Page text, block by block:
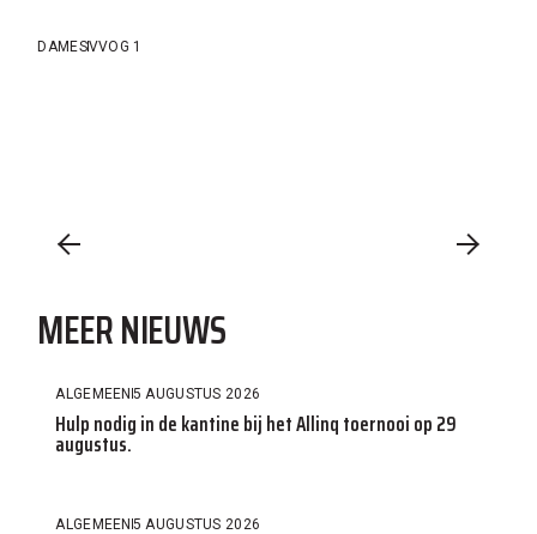
DAMESVVOG 1
MEER NIEUWS
ALGEMEEN5 AUGUSTUS 2026
Hulp nodig in de kantine bij het Allinq toernooi op 29
augustus.
ALGEMEEN5 AUGUSTUS 2026